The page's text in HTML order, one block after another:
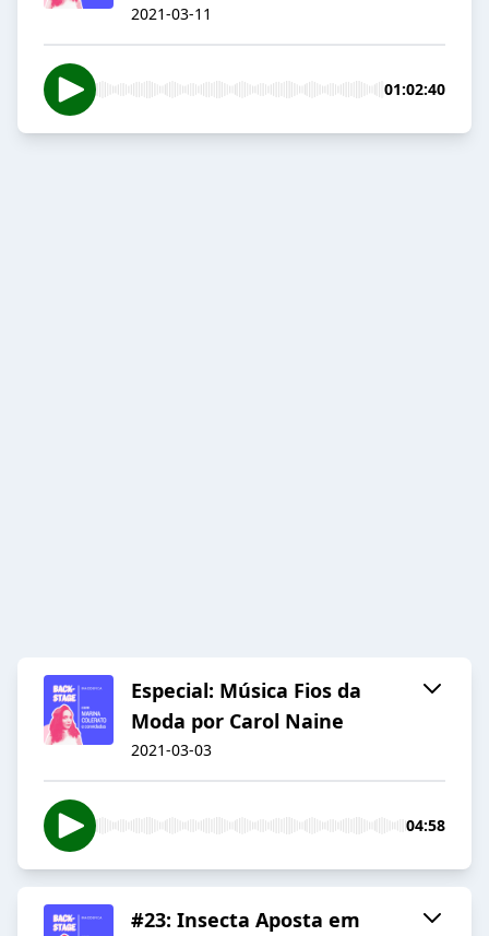
2021-03-11
01:02:40
Especial: Música Fios da
Moda por Carol Naine
2021-03-03
04:58
#23: Insecta Aposta em